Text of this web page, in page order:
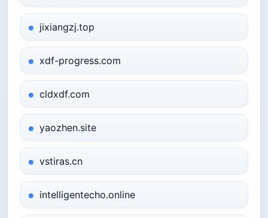
jixiangzj.top
xdf-progress.com
cldxdf.com
yaozhen.site
vstiras.cn
intelligentecho.online